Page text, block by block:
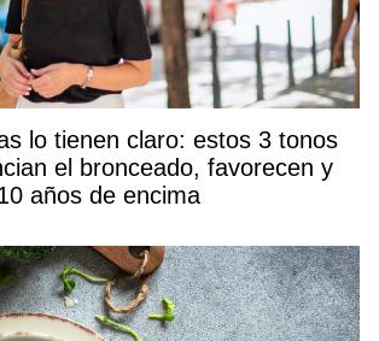
lo tienen claro: estos 3 tonos
el bronceado, favorecen y
años de encima